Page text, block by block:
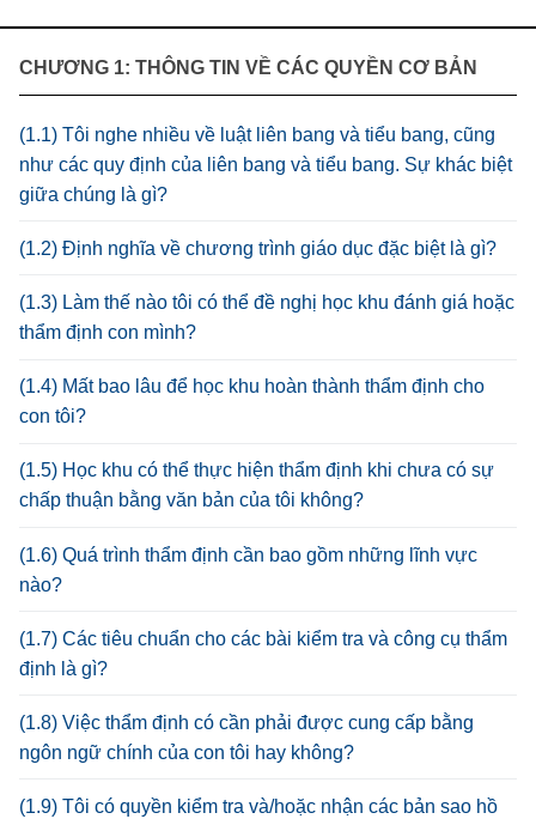
CHƯƠNG 1: THÔNG TIN VỀ CÁC QUYỀN CƠ BẢN
(1.1) Tôi nghe nhiều về luật liên bang và tiểu bang, cũng
như các quy định của liên bang và tiểu bang. Sự khác biệt
giữa chúng là gì?
(1.2) Định nghĩa về chương trình giáo dục đặc biệt là gì?
(1.3) Làm thế nào tôi có thể đề nghị học khu đánh giá hoặc
thẩm định con mình?
(1.4) Mất bao lâu để học khu hoàn thành thẩm định cho
con tôi?
(1.5) Học khu có thể thực hiện thẩm định khi chưa có sự
chấp thuận bằng văn bản của tôi không?
(1.6) Quá trình thẩm định cần bao gồm những lĩnh vực
nào?
(1.7) Các tiêu chuẩn cho các bài kiểm tra và công cụ thẩm
định là gì?
(1.8) Việc thẩm định có cần phải được cung cấp bằng
ngôn ngữ chính của con tôi hay không?
(1.9) Tôi có quyền kiểm tra và/hoặc nhận các bản sao hồ